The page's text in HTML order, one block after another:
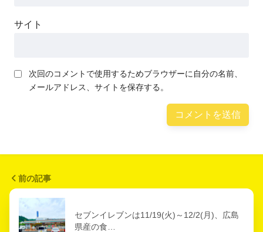
サイト
次回のコメントで使用するためブラウザーに自分の名前、
メールアドレス、サイトを保存する。
前の記事
セブンイレブンは11/19(火)～12/2(月)、広島
県産の食…